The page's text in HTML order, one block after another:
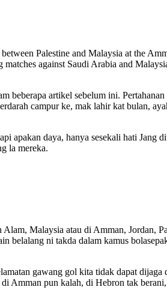
Palestine and Malaysia at the
against Saudi Arabia and
beberapa artikel sebelum ini.
campur ke, mak lahir kat bulan,
apakan daya, hanya sesekali hati Jang
la mereka.
Malaysia atau di Amman, Jordan,
belalang ni takda dalam kamus
gawang gol kita tidak dapat dijaga
Amman pun kalah, di Hebron tak